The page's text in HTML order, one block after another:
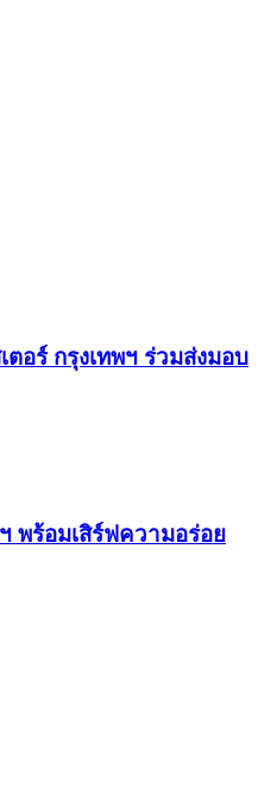
อร์ กรุงเทพฯ ร่วมส่งมอบ
พร้อมเสิร์ฟความอร่อย